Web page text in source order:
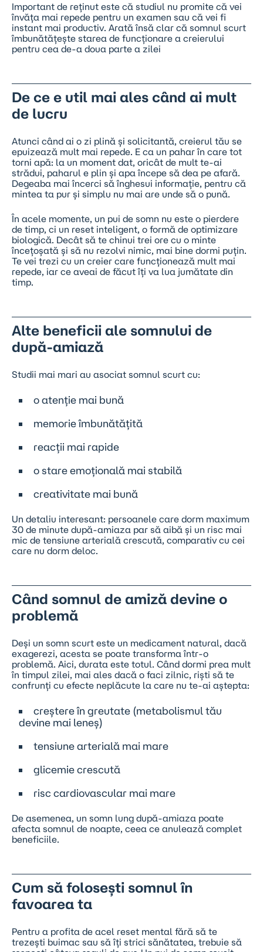
Important de reținut este că studiul nu promite că vei
învăța mai repede pentru un examen sau că vei fi
instant mai productiv. Arată însă clar că somnul scurt
îmbunătățește starea de funcționare a creierului
pentru cea de-a doua parte a zilei
De ce e util mai ales când ai mult
de lucru
Atunci când ai o zi plină și solicitantă, creierul tău se
epuizează mult mai repede. E ca un pahar în care tot
torni apă: la un moment dat, oricât de mult te-ai
strădui, paharul e plin și apa începe să dea pe afară.
Degeaba mai încerci să înghesui informație, pentru că
mintea ta pur și simplu nu mai are unde să o pună.
În acele momente, un pui de somn nu este o pierdere
de timp, ci un reset inteligent, o formă de optimizare
biologică. Decât să te chinui trei ore cu o minte
încețoșată și să nu rezolvi nimic, mai bine dormi puțin.
Te vei trezi cu un creier care funcționează mult mai
repede, iar ce aveai de făcut îți va lua jumătate din
timp.
Alte beneficii ale somnului de
după-amiază
Studii mai mari au asociat somnul scurt cu:
o atenție mai bună
memorie îmbunătățită
reacții mai rapide
o stare emoțională mai stabilă
creativitate mai bună
Un detaliu interesant: persoanele care dorm maximum
30 de minute după-amiaza par să aibă și un risc mai
mic de tensiune arterială crescută, comparativ cu cei
care nu dorm deloc.
Când somnul de amiză devine o
problemă
Deși un somn scurt este un medicament natural, dacă
exagerezi, acesta se poate transforma într-o
problemă. Aici, durata este totul. Când dormi prea mult
în timpul zilei, mai ales dacă o faci zilnic, riști să te
confrunți cu efecte neplăcute la care nu te-ai aștepta:
creștere în greutate (metabolismul tău
devine mai leneș)
tensiune arterială mai mare
glicemie crescută
risc cardiovascular mai mare
De asemenea, un somn lung după-amiaza poate
afecta somnul de noapte, ceea ce anulează complet
beneficiile.
Cum să folosești somnul în
favoarea ta
Pentru a profita de acel reset mental fără să te
trezești buimac sau să îți strici sănătatea, trebuie să